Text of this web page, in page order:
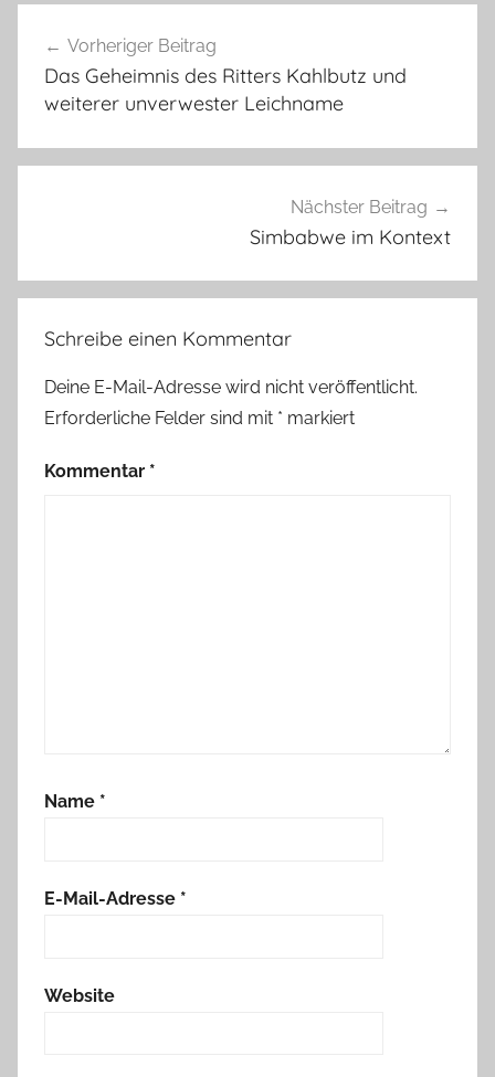
Vorheriger Beitrag
Das Geheimnis des Ritters Kahlbutz und
weiterer unverwester Leichname
Nächster Beitrag
Simbabwe im Kontext
Schreibe einen Kommentar
Deine E-Mail-Adresse wird nicht veröffentlicht.
Erforderliche Felder sind mit * markiert
Kommentar *
Name *
E-Mail-Adresse *
Website